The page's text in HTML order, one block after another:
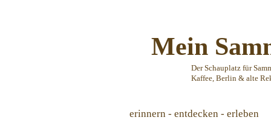
Mein
Der Schauplatz für
Kaffee, Berlin & alte
erinnern - entdecken - erleben